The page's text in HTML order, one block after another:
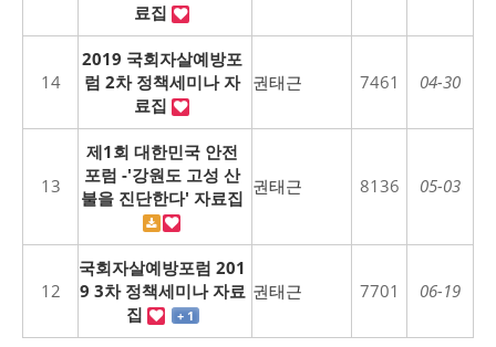
료집
14
2019 국회자살예방포
럼 2차 정책세미나 자
료집
권태근 7461 04-30
13
제1회 대한민국 안전
포럼 -'강원도 고성 산
불을 진단한다' 자료집
권태근 8136 05-03
12
국회자살예방포럼 201
9 3차 정책세미나 자료
집
+ 1
권태근 7701 06-19